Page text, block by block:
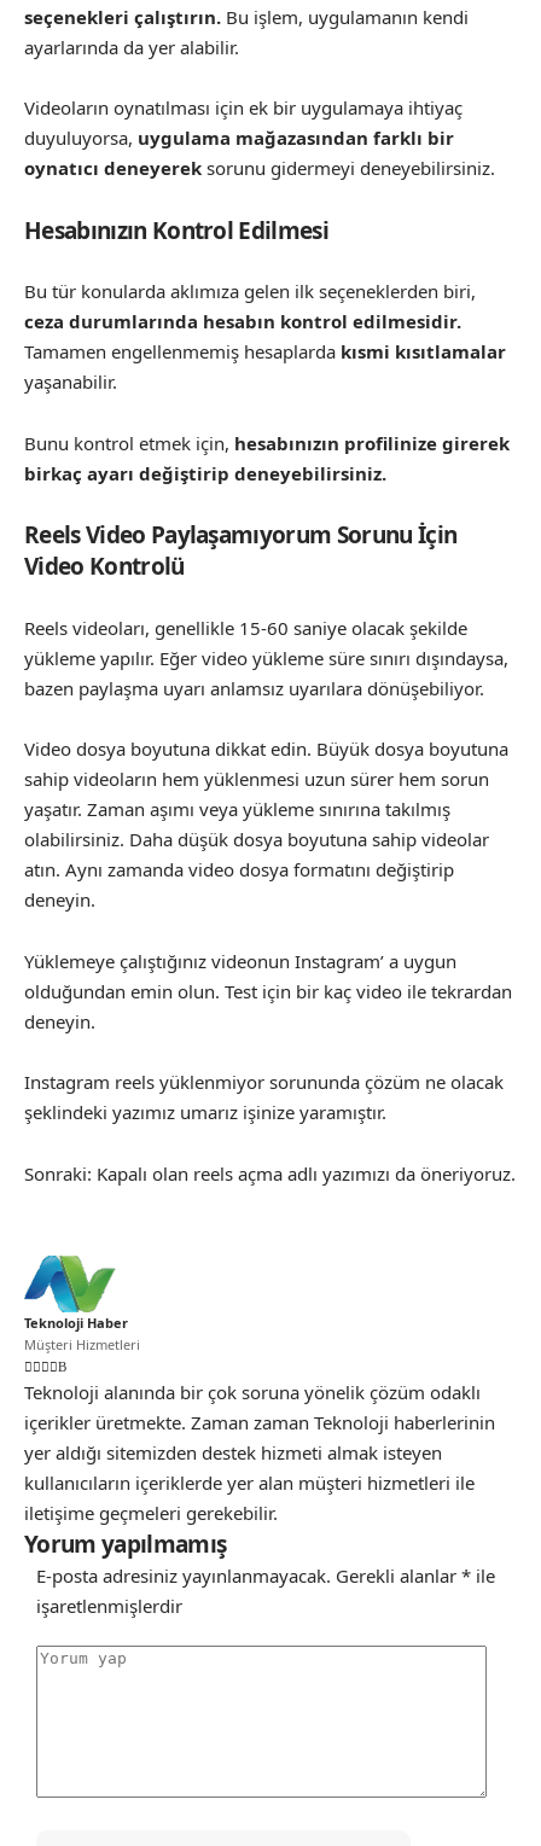
seçenekleri çalıştırın. Bu işlem, uygulamanın kendi
ayarlarında da yer alabilir.
Videoların oynatılması için ek bir uygulamaya ihtiyaç
duyuluyorsa, uygulama mağazasından farklı bir
oynatıcı deneyerek sorunu gidermeyi deneyebilirsiniz.
Hesabınızın Kontrol Edilmesi
Bu tür konularda aklımıza gelen ilk seçeneklerden biri,
ceza durumlarında hesabın kontrol edilmesidir.
Tamamen engellenmemiş hesaplarda kısmi kısıtlamalar
yaşanabilir.
Bunu kontrol etmek için, hesabınızın profilinize girerek
birkaç ayarı değiştirip deneyebilirsiniz.
Reels Video Paylaşamıyorum Sorunu İçin
Video Kontrolü
Reels videoları, genellikle 15-60 saniye olacak şekilde
yükleme yapılır. Eğer video yükleme süre sınırı dışındaysa,
bazen paylaşma uyarı anlamsız uyarılara dönüşebiliyor.
Video dosya boyutuna dikkat edin. Büyük dosya boyutuna
sahip videoların hem yüklenmesi uzun sürer hem sorun
yaşatır. Zaman aşımı veya yükleme sınırına takılmış
olabilirsiniz. Daha düşük dosya boyutuna sahip videolar
atın. Aynı zamanda video dosya formatını değiştirip
deneyin.
Yüklemeye çalıştığınız videonun Instagram’ a uygun
olduğundan emin olun. Test için bir kaç video ile tekrardan
deneyin.
Instagram reels yüklenmiyor sorununda çözüm ne olacak
şeklindeki yazımız umarız işinize yaramıştır.
Sonraki: Kapalı olan reels açma adlı yazımızı da öneriyoruz.
Teknoloji Haber
Müşteri Hizmetleri
Teknoloji alanında bir çok soruna yönelik çözüm odaklı
içerikler üretmekte. Zaman zaman Teknoloji haberlerinin
yer aldığı sitemizden destek hizmeti almak isteyen
kullanıcıların içeriklerde yer alan müşteri hizmetleri ile
iletişime geçmeleri gerekebilir.
Yorum yapılmamış
E-posta adresiniz yayınlanmayacak. Gerekli alanlar * ile
işaretlenmişlerdir